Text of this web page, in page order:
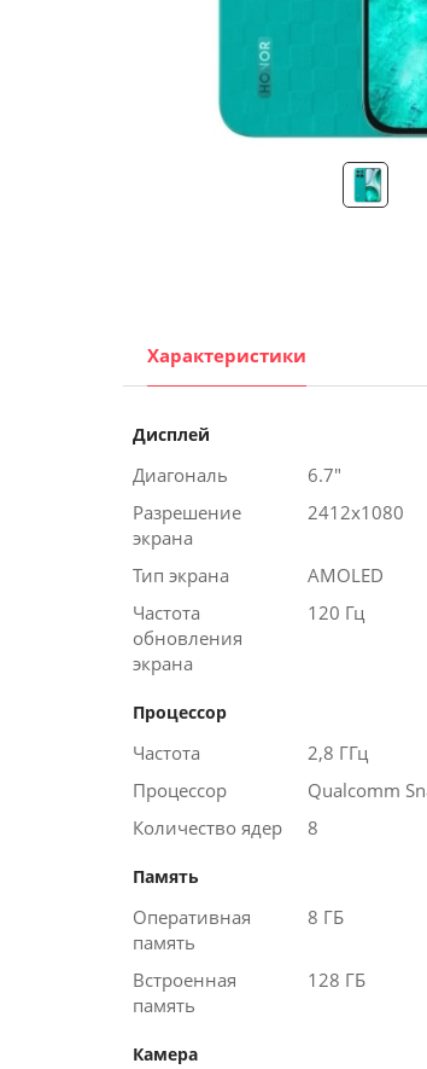
Характеристики
Дисплей
Диагональ
6.7"
Разрешение
экрана
2412x1080
Тип экрана
AMOLED
Частота
обновления
экрана
120 Гц
Процессор
Частота
2,8 ГГц
Процессор
Qualcomm
Количество ядер
8
Память
Оперативная
память
8 ГБ
Встроенная
память
128 ГБ
Камера